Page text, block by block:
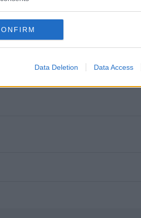
Data Deletion Data Access